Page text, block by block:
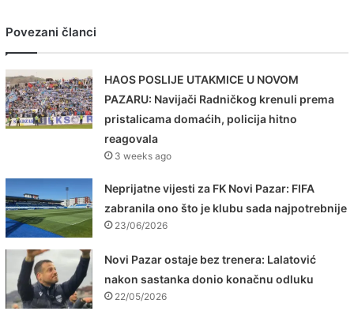
Povezani članci
HAOS POSLIJE UTAKMICE U NOVOM
PAZARU: Navijači Radničkog krenuli prema
pristalicama domaćih, policija hitno
reagovala
3 weeks ago
Neprijatne vijesti za FK Novi Pazar: FIFA
zabranila ono što je klubu sada najpotrebnije
23/06/2026
Novi Pazar ostaje bez trenera: Lalatović
nakon sastanka donio konačnu odluku
22/05/2026